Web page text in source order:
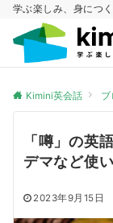
学ぶ楽しみ、身につ
Kimini英会話 ブ
「噂」の英
デマなど使
2023年9月15日